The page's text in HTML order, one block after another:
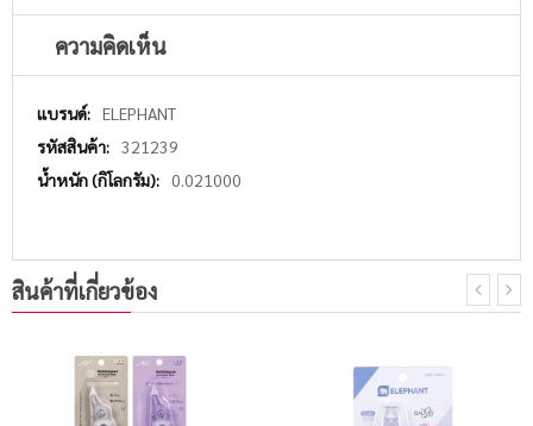
ความคิดเห็น
More
Information
ELEPHANT
321239
0.021000
สินค้าที่เกี่ยวข้อง